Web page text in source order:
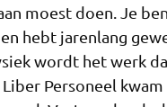
moest doen. Je
hebt jarenlang
wordt het werk
Personeel kwam